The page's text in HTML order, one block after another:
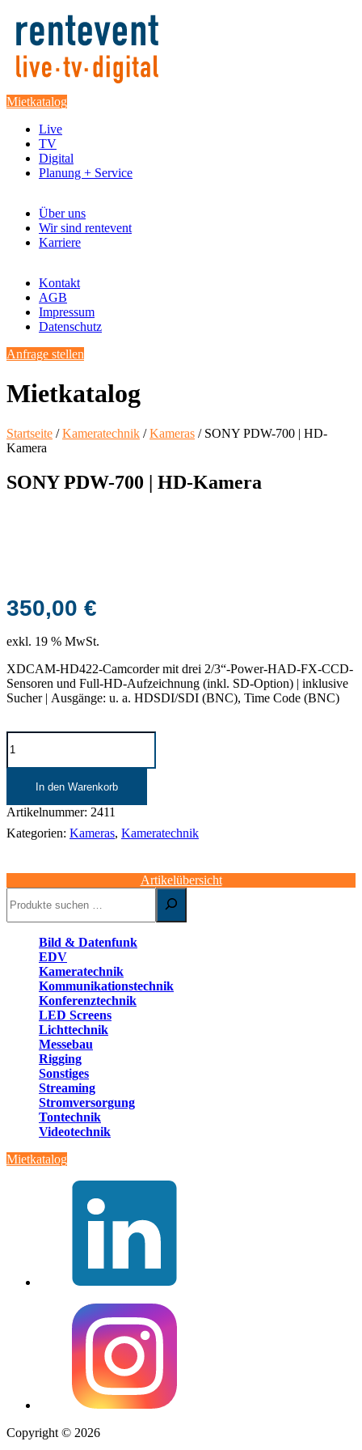
Mietkatalog
Live
TV
Digital
Planung + Service
Über uns
Wir sind rentevent
Karriere
Kontakt
AGB
Impressum
Datenschutz
Anfrage stellen
Mietkatalog
Startseite /Kameratechnik /Kameras / SONY PDW-700 | HD-
Kamera
SONY PDW-700 | HD-Kamera
350,00 €
exkl. 19 % MwSt.
XDCAM-HD422-Camcorder mit drei 2/3“-Power-HAD-FX-CCD-
Sensoren und Full-HD-Aufzeichnung (inkl. SD-Option) | inklusive
Sucher | Ausgänge: u. a. HDSDI/SDI (BNC), Time Code (BNC)
SONY
PDW-
700
Kamera
In den Warenkorb
Artikelnummer: 2411
Kategorien: Kameras, Kameratechnik
Artikelübersicht
Bild & Datenfunk
EDV
Kameratechnik
Kommunikationstechnik
Konferenztechnik
LED Screens
Lichttechnik
Messebau
Rigging
Sonstiges
Streaming
Stromversorgung
Tontechnik
Videotechnik
Mietkatalog
Copyright © 2026